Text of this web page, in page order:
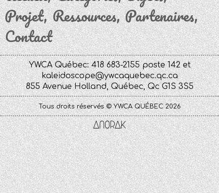
Projet Ressources Partenaires
Contact
YWCA Québec: 418 683-2155 poste 142 et
kaleidoscope@ywcaquebec.qc.ca
855 Avenue Holland, Québec, Qc G1S 3S5
Tous droits réservés © YWCA QUÉBEC 2026
Anorak
Studio